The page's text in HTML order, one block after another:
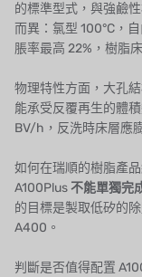
JACOBI
ETATRON
WAVE CYBER
BOSCHINI
NIPPON
WL
的標準型式，與強鹼
而異：氯型 100°C，
脹率最高 22%，樹脂
物理特性方面，大孔
能承受反覆再生的體
BV/h，反洗時床層應
如何在瑞順的樹脂產
A100Plus不能單獨完
的目標是製取低矽的
A400 。
判斷是否值得配置